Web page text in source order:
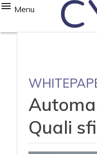
Menu
Quali